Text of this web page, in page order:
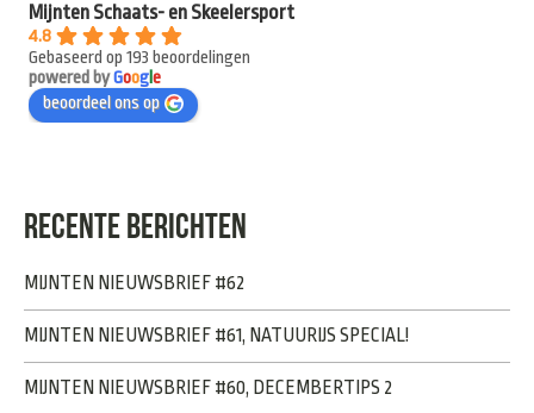
Mijnten Schaats- en Skeelersport
4.8
Gebaseerd op 193 beoordelingen
powered byGooge
beoordeel ons op
RECENTE BERICHTEN
MIJNTEN NIEUWSBRIEF #62
MIJNTEN NIEUWSBRIEF #61, NATUURIJS SPECIAL!
MIJNTEN NIEUWSBRIEF #60, DECEMBERTIPS 2